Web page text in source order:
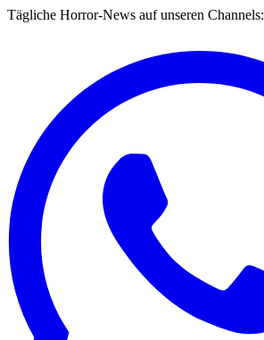
Tägliche Horror-News auf unseren Channels: